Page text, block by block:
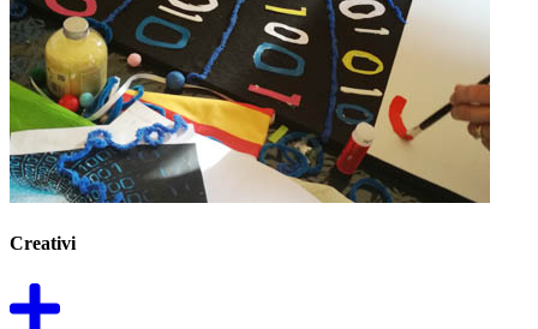
Creativi